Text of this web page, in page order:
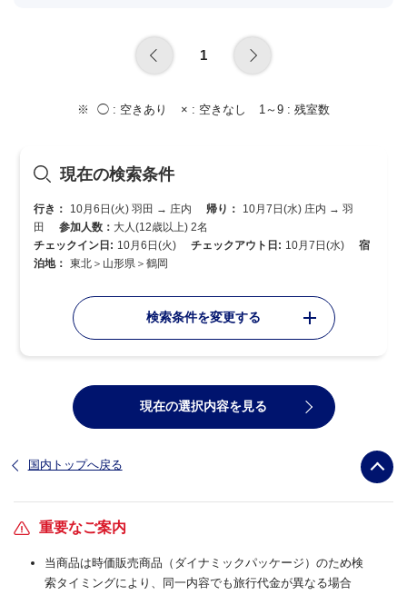
1
◯ : 空きあり × : 空きなし 1～9 : 残室数
現在の検索条件
行き： 10月6日(火) 羽田 → 庄内 帰り：
10月7日(水) 庄内 → 羽
田
参加人数： 大人(12歳以上) 2名
チェックイン日: 10月6日(火) チェックアウト日: 10月7日(水)
宿
泊地： 東北＞山形県＞鶴岡
検索条件を変更する
現在の選択内容を見る
国内トップへ戻る
重要なご案内
当商品は時価販売商品（ダイナミックパッケージ）のため検
索タイミングにより、同一内容でも旅行代金が異なる場合